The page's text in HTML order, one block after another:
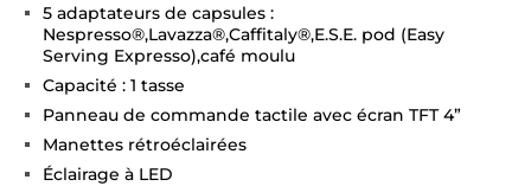
5 adaptateurs de capsules :
Nespresso®,Lavazza®,Caffitaly®,E.S.E. pod (Easy
Serving Expresso),café moulu
Capacité : 1 tasse
Panneau de commande tactile avec écran TFT 4”
Manettes rétroéclairées
Éclairage à LED